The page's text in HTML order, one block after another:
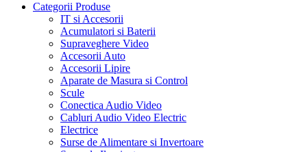
Categorii Produse
IT si Accesorii
Acumulatori si Baterii
Supraveghere Video
Accesorii Auto
Accesorii Lipire
Aparate de Masura si Control
Scule
Conectica Audio Video
Cabluri Audio Video Electric
Electrice
Surse de Alimentare si Invertoare